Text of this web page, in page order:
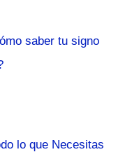
saber tu signo
lo que Necesitas